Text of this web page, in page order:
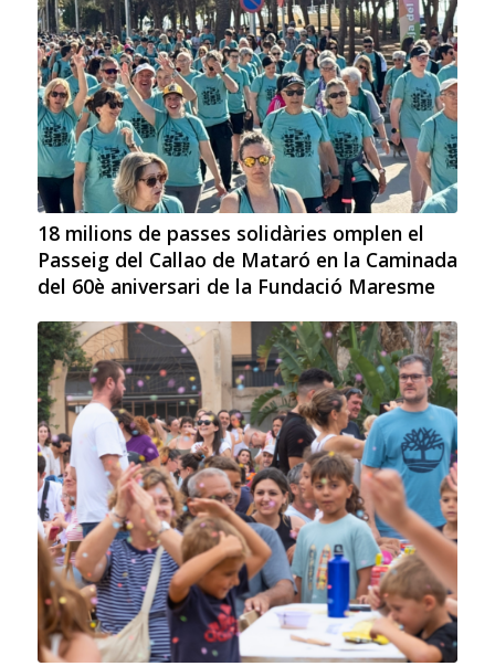
18 milions de passes solidàries omplen el
Passeig del Callao de Mataró en la Caminada
del 60è aniversari de la Fundació Maresme